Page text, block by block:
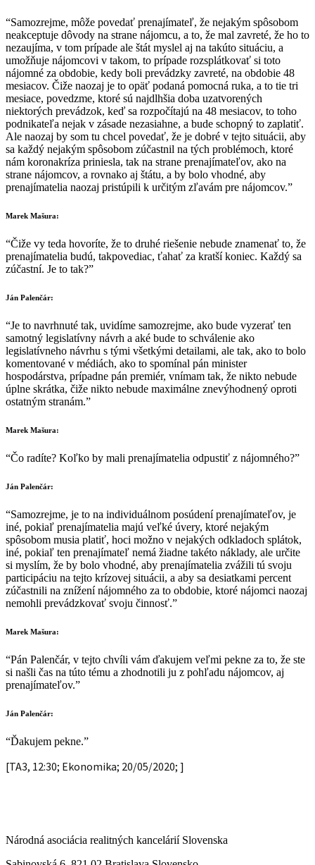
“Samozrejme, môže povedať prenajímateľ, že nejakým spôsobom
neakceptuje dôvody na strane nájomcu, a to, že mal zavreté, že ho to
nezaujíma, v tom prípade ale štát myslel aj na takúto situáciu, a
umožňuje nájomcovi v takom, to prípade rozsplátkovať si toto
nájomné za obdobie, kedy boli prevádzky zavreté, na obdobie 48
mesiacov. Čiže naozaj je to opäť podaná pomocná ruka, a to tie tri
mesiace, povedzme, ktoré sú najdlhšia doba uzatvorených
niektorých prevádzok, keď sa rozpočítajú na 48 mesiacov, to toho
podnikateľa nejak v zásade nezasiahne, a bude schopný to zaplatiť.
Ale naozaj by som tu chcel povedať, že je dobré v tejto situácii, aby
sa každý nejakým spôsobom zúčastnil na tých problémoch, ktoré
nám koronakríza priniesla, tak na strane prenajímateľov, ako na
strane nájomcov, a rovnako aj štátu, a by bolo vhodné, aby
prenajímatelia naozaj pristúpili k určitým zľavám pre nájomcov.”
Marek Mašura:
“Čiže vy teda hovoríte, že to druhé riešenie nebude znamenať to, že
prenajímatelia budú, takpovediac, ťahať za kratší koniec. Každý sa
zúčastní. Je to tak?”
Ján Palenčár:
“Je to navrhnuté tak, uvidíme samozrejme, ako bude vyzerať ten
samotný legislatívny návrh a aké bude to schválenie ako
legislatívneho návrhu s tými všetkými detailami, ale tak, ako to bolo
komentované v médiách, ako to spomínal pán minister
hospodárstva, prípadne pán premiér, vnímam tak, že nikto nebude
úplne skrátka, čiže nikto nebude maximálne znevýhodnený oproti
ostatným stranám.”
Marek Mašura:
“Čo radíte? Koľko by mali prenajímatelia odpustiť z nájomného?”
Ján Palenčár:
“Samozrejme, je to na individuálnom posúdení prenajímateľov, je
iné, pokiaľ prenajímatelia majú veľké úvery, ktoré nejakým
spôsobom musia platiť, hoci možno v nejakých odkladoch splátok,
iné, pokiaľ ten prenajímateľ nemá žiadne takéto náklady, ale určite
si myslím, že by bolo vhodné, aby prenajímatelia zvážili tú svoju
participáciu na tejto krízovej situácii, a aby sa desiatkami percent
zúčastnili na znížení nájomného za to obdobie, ktoré nájomci naozaj
nemohli prevádzkovať svoju činnosť.”
Marek Mašura:
“Pán Palenčár, v tejto chvíli vám ďakujem veľmi pekne za to, že ste
si našli čas na túto tému a zhodnotili ju z pohľadu nájomcov, aj
prenajímateľov.”
Ján Palenčár:
“Ďakujem pekne.”
[TA3, 12:30; Ekonomika; 20/05/2020; ]
Národná asociácia realitných kancelárií Slovenska